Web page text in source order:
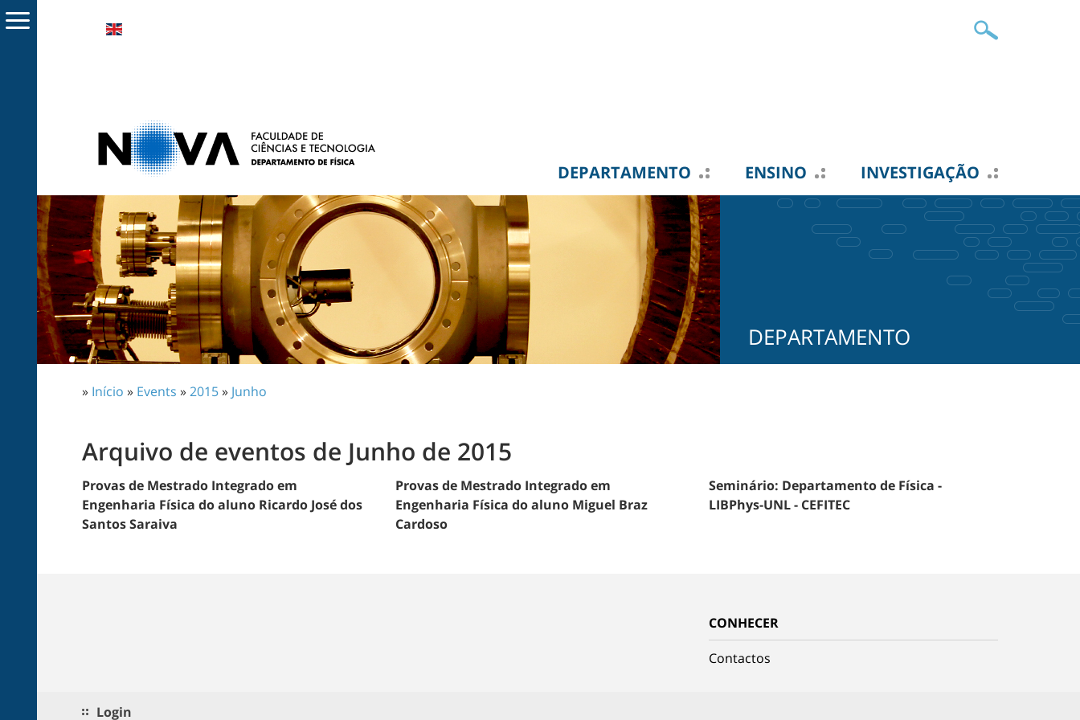
DEPARTAMENTO ENSINO INVESTIGAÇÃO
DEPARTAMENTO
» Início » Events »2015» Junho
Arquivo de eventos de Junho de 2015
Provas de Mestrado Integrado em
Engenharia Física do aluno Ricardo José dos
Santos Saraiva
Provas de Mestrado Integrado em
Engenharia Física do aluno Miguel Braz
Cardoso
Seminário: Departamento de Física -
LIBPhys-UNL - CEFITEC
CONHECER
Contactos
Login